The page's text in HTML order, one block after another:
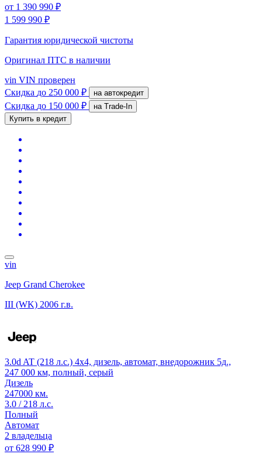
от 1 390 990 ₽
1 599 990 ₽
Гарантия юридической чистоты
Оригинал ПТС в наличии
vin VIN проверен
Скидка до 250 000 ₽ на автокредит
Скидка до 150 000 ₽
на Trade-In
Купить в кредит
vin
Jeep Grand Cherokee
III (WK) 2006 г.в.
3.0d AT (218 л.с.) 4x4, дизель, автомат, внедорожник 5д.,
247 000 км, полный, серый
Дизель
247000 км.
3.0 / 218 л.с.
Полный
Автомат
2 владельца
от 628 990 ₽